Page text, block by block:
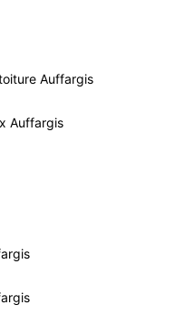
Auffargis
Auffargis